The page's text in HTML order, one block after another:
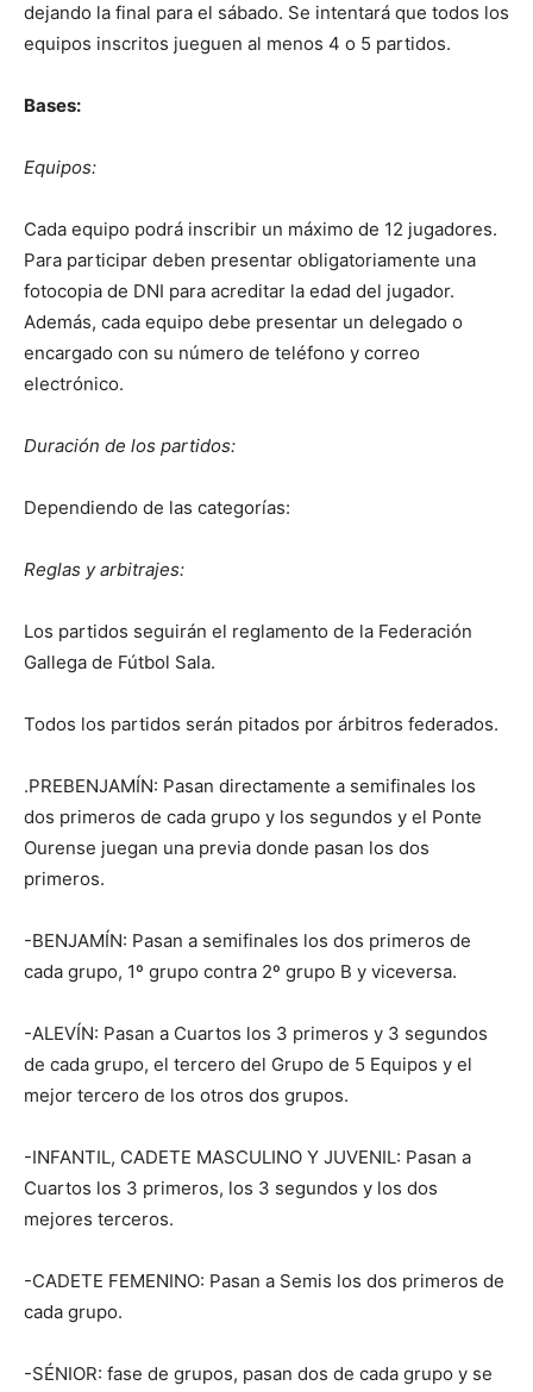
dejando la final para el sábado. Se intentará que todos los
equipos inscritos jueguen al menos 4 o 5 partidos.
Bases:
Equipos:
Cada equipo podrá inscribir un máximo de 12 jugadores.
Para participar deben presentar obligatoriamente una
fotocopia de DNI para acreditar la edad del jugador.
Además, cada equipo debe presentar un delegado o
encargado con su número de teléfono y correo
electrónico.
Duración de los partidos:
Dependiendo de las categorías:
Reglas y arbitrajes:
Los partidos seguirán el reglamento de la Federación
Gallega de Fútbol Sala.
Todos los partidos serán pitados por árbitros federados.
.PREBENJAMÍN: Pasan directamente a semifinales los
dos primeros de cada grupo y los segundos y el Ponte
Ourense juegan una previa donde pasan los dos
primeros.
-BENJAMÍN: Pasan a semifinales los dos primeros de
cada grupo, 1º grupo contra 2º grupo B y viceversa.
-ALEVÍN: Pasan a Cuartos los 3 primeros y 3 segundos
de cada grupo, el tercero del Grupo de 5 Equipos y el
mejor tercero de los otros dos grupos.
-INFANTIL, CADETE MASCULINO Y JUVENIL: Pasan a
Cuartos los 3 primeros, los 3 segundos y los dos
mejores terceros.
-CADETE FEMENINO: Pasan a Semis los dos primeros de
cada grupo.
-SÉNIOR: fase de grupos, pasan dos de cada grupo y se